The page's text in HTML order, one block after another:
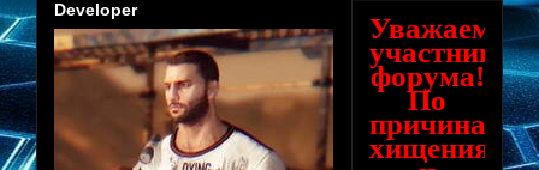
Developer
Уважаемые
участники
форума!
По
причинам
хищения